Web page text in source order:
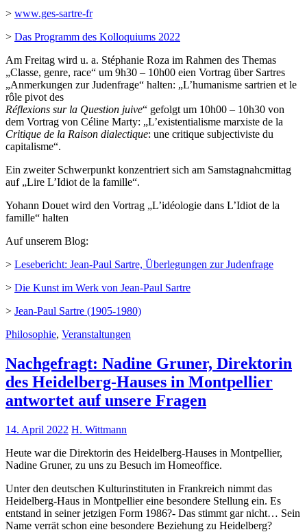
> www.ges-sartre-fr
> Das Programm des Kolloquiums 2022
Am Freitag wird u. a. Stéphanie Roza im Rahmen des Themas
„Classe, genre, race“ um 9h30 – 10h00 eien Vortrag über Sartres
„Anmerkungen zur Judenfrage“ halten: „L’humanisme sartrien et le
rôle pivot des
Réflexions sur la Question juive“ gefolgt um 10h00 – 10h30 von
dem Vortrag von Céline Marty: „L’existentialisme marxiste de la
Critique de la Raison dialectique: une critique subjectiviste du
capitalisme“.
Ein zweiter Schwerpunkt konzentriert sich am Samstagnahcmittag
auf „Lire L’Idiot de la famille“.
Yohann Douet wird den Vortrag „L’idéologie dans L’Idiot de la
famille“ halten
Auf unserem Blog:
> Lesebericht: Jean-Paul Sartre, Überlegungen zur Judenfrage
> Die Kunst im Werk von Jean-Paul Sartre
> Jean-Paul Sartre (1905-1980)
Philosophie, Veranstaltungen
Nachgefragt: Nadine Gruner, Direktorin
des Heidelberg-Hauses in Montpellier
antwortet auf unsere Fragen
14. April 2022 H. Wittmann
Heute war die Direktorin des Heidelberg-Hauses in Montpellier,
Nadine Gruner, zu uns zu Besuch im Homeoffice.
Unter den deutschen Kulturinstituten in Frankreich nimmt das
Heidelberg-Haus in Montpellier eine besondere Stellung ein. Es
entstand in seiner jetzigen Form 1986?- Das stimmt gar nicht… Sein
Name verrät schon eine besondere Beziehung zu Heidelberg?